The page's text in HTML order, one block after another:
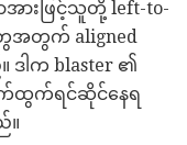
ာအားဖြင့်သူတို့ left-to-
အတွက် aligned
ါက blaster ၏
ထွက်ရင်ဆိုင်နေရ
။